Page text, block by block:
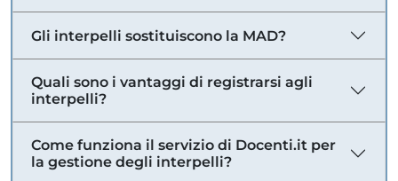
Gli interpelli sostituiscono la MAD?
Quali sono i vantaggi di registrarsi agli
interpelli?
Come funziona il servizio di Docenti.it per
la gestione degli interpelli?